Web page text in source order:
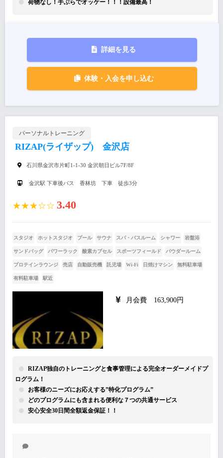
荷物なし！手ぶらでオッケー！！！設備最高！
詳細を見る
体験・入会を申し込む
パーソナルトレーニング
RIZAP(ライザップ) 金沢店
石川県金沢市片町1-1-30 金沢朝日ビル7F/8F
金沢駅 下車後バス 香林坊 下車 徒歩3分
★★★☆☆ 3.40
スタジオ ホットスタジオ プール サウナ スパ・バスルーム シャワー 岩盤浴
サンドバッグ パワーラック 酸素カプセル スポーツフィールド パウダールーム
プロテインラウンジ 売店 自動販売機 託児場 Wi-Fi 日焼けマシン 無料駐車場
有料駐車場 駅近
月会費 163,900円
RIZAP独自のトレーニングと食事管理による完全オーダーメイドプ
ログラム！
お客様のニーズにお応えする”特化プログラム”
どのプログラムにも含まれる便利な７つの共通サービス
安心安全30日間全額返金保証！！